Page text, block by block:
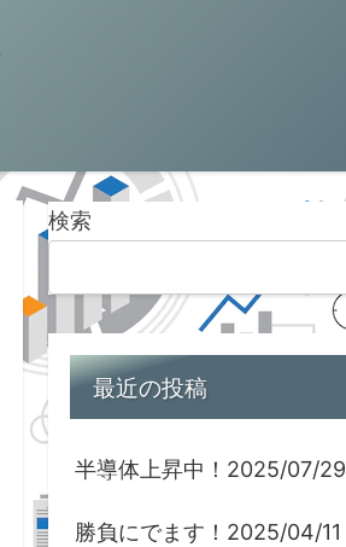
検索
最近の投稿
半導体上昇中！2025/07/29
勝負にでます！2025/04/11